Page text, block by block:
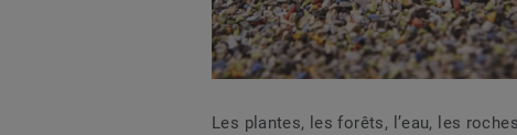
Les plantes, les forêts, l’eau, les